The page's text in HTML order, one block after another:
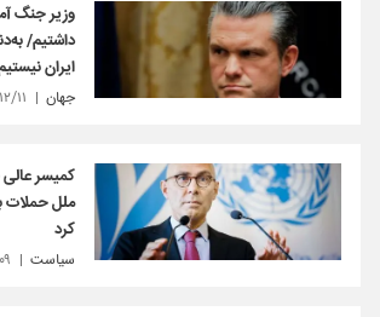
وزیر جنگ
داشتیم/
ایران
جهان
کمیسر
ملل حملات
کرد
سیاست